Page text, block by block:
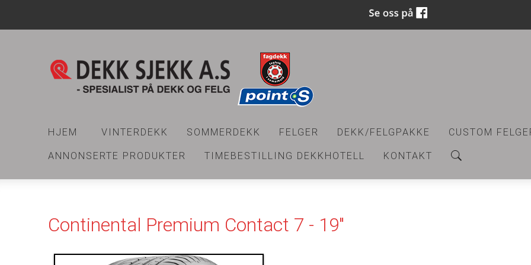
HJEM VINTERDEKK SOMMERDEKK FELGER DEKK/FELGPAKKE CUSTOM
ANNONSERTE PRODUKTER TIMEBESTILLING DEKKHOTELL KONTAKT
Continental Premium Contact 7 - 19"